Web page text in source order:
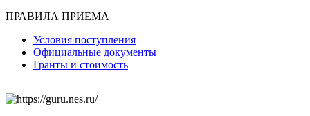
ПРАВИЛА ПРИЕМА
Условия поступления
Официальные документы
Гранты и стоимость